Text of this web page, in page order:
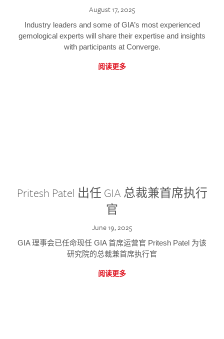
August 17, 2025
Industry leaders and some of GIA’s most experienced
gemological experts will share their expertise and insights
with participants at Converge.
阅读更多
Pritesh Patel 出任 GIA 总裁兼首席执行
官
June 19, 2025
GIA 理事会已任命现任 GIA 首席运营官 Pritesh Patel 为该
研究院的总裁兼首席执行官
阅读更多